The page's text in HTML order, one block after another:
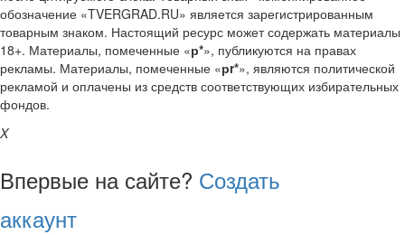
обозначение «TVERGRAD.RU» является зарегистрированным
товарным знаком. Настоящий ресурс может содержать материалы
18+. Материалы, помеченные «р*», публикуются на правах
рекламы. Материалы, помеченные «рr*», являются политической
рекламой и оплачены из средств соответствующих избирательных
фондов.
X
Впервые на сайте? Создать
аккаунт